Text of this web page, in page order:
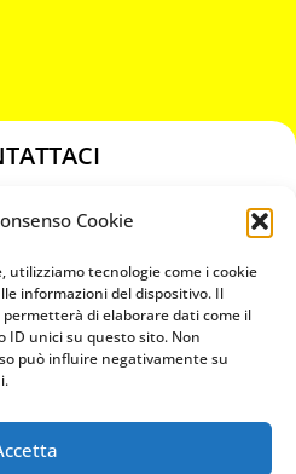
Cookie
utilizziamo tecnologie come i cookie
informazioni del dispositivo. Il
di elaborare dati come il
ID unici su questo sito. Non
può influire negativamente su